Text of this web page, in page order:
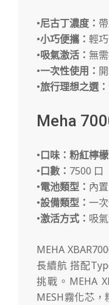
•尼古丁濃度：
•小巧便攜： 輕
•吸氣激活： 無
•一次性使用：
•旅行理想之選：
Meha
•口味：粉紅檸檬
•口數： 7500 口
•電池類型： 內
•設備類型： 一
•激活方式： 吸
MEHA
長續航 搭配
挑戰。MEHA
MESH霧化芯